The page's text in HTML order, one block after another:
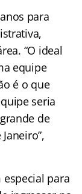
para
“O ideal
equipe
é o que
seria
de
para